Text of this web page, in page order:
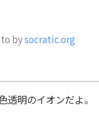
bysocratic.org
透明のイオンだよ。